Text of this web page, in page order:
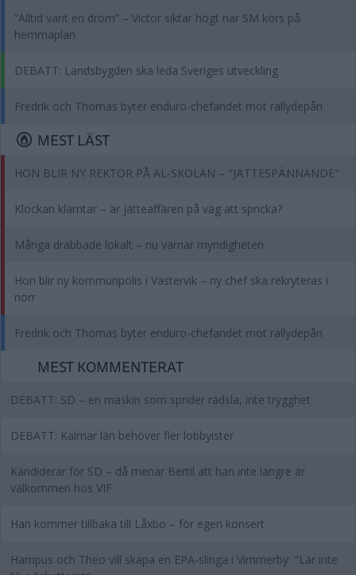
”Alltid varit en dröm” – Victor siktar högt när SM körs på
hemmaplan
DEBATT: Landsbygden ska leda Sveriges utveckling
Fredrik och Thomas byter enduro-chefandet mot rallydepån
MEST LÄST
HON BLIR NY REKTOR PÅ AL-SKOLAN – "JÄTTESPÄNNANDE"
Klockan klämtar – är jätteaffären på väg att spricka?
Många drabbade lokalt – nu varnar myndigheten
Hon blir ny kommunpolis i Västervik – ny chef ska rekryteras i
norr
Fredrik och Thomas byter enduro-chefandet mot rallydepån
MEST KOMMENTERAT
DEBATT: SD – en maskin som sprider rädsla, inte trygghet
DEBATT: Kalmar län behöver fler lobbyister
Kandiderar för SD – då menar Bertil att han inte längre är
välkommen hos VIF
Han kommer tillbaka till Låxbo – för egen konsert
Hampus och Theo vill skapa en EPA-slinga i Vimmerby: "Lär inte